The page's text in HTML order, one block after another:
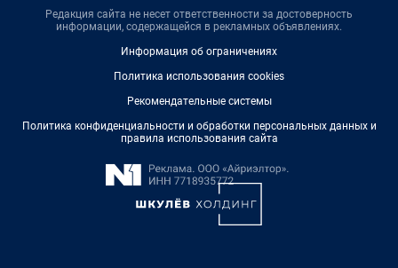
Редакция сайта не несет ответственности за достоверность
информации, содержащейся в рекламных объявлениях.
Информация об ограничениях
Политика использования cookies
Рекомендательные системы
Политика конфиденциальности и обработки персональных данных и
правила использования сайта